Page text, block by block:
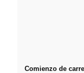
Comienzo de